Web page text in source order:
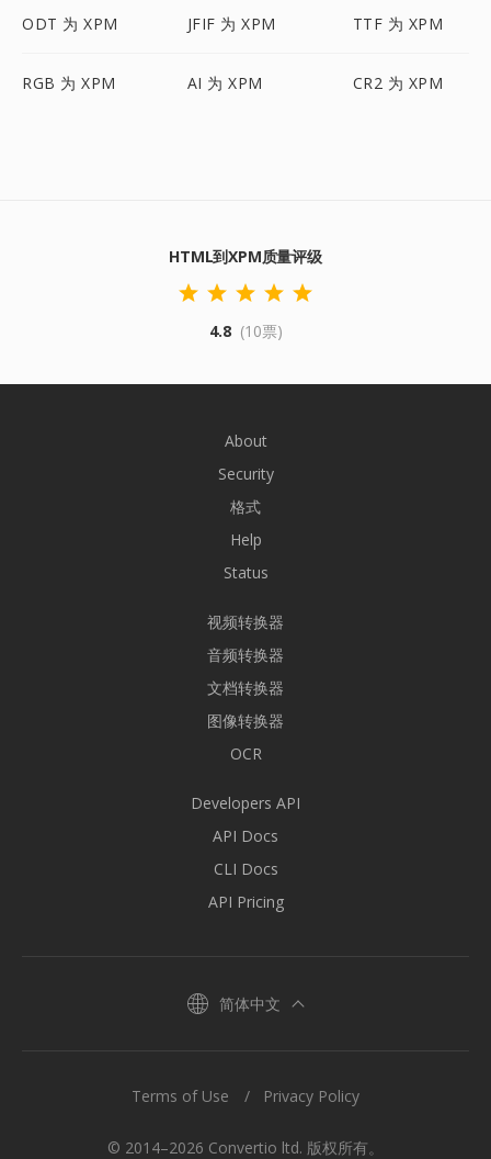
ODT 为 XPM JFIF 为 XPM TTF 为 XPM
RGB 为 XPM AI 为 XPM CR2 为 XPM
HTML到XPM质量评级
4.8 (10票)
About
Security
格式
Help
Status
视频转换器
音频转换器
文档转换器
图像转换器
OCR
Developers API
API Docs
CLI Docs
API Pricing
简体中文
© 2014–2026 Convertio ltd. 版权所有。
Terms of Use Privacy Policy